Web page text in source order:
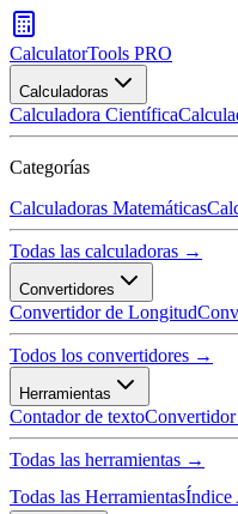
CalculatorTools PRO
Calculadoras
Calculadora Científica
Categorías
Calculadoras Matemáticas
Todas las calculadoras →
Convertidores
Convertidor de Longitud
Todos los convertidores →
Herramientas
Contador de textoConvertidor
Todas las herramientas →
Todas las HerramientasÍndice